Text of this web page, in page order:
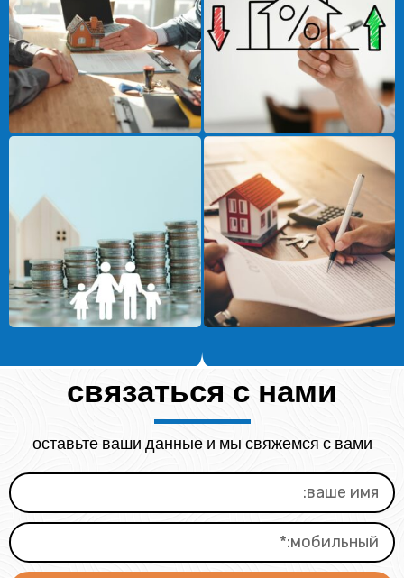
связаться с нами
оставьте ваши данные и мы свяжемся с вами